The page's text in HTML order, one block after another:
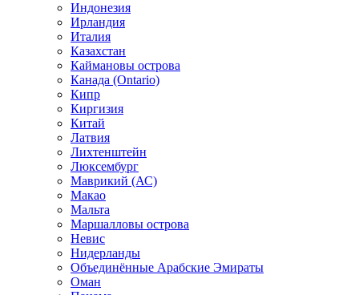
Индонезия
Ирландия
Италия
Казахстан
Каймановы острова
Канада (Ontario)
Кипр
Киргизия
Китай
Латвия
Лихтенштейн
Люксембург
Маврикий (АС)
Макао
Мальта
Маршалловы острова
Нeвис
Нидерланды
Объединённые Арабские Эмираты
Оман